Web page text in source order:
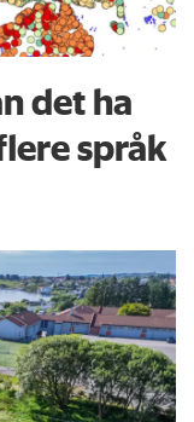
det ha
språk